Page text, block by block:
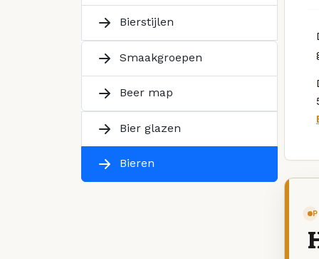
Bierstijlen
Smaakgroepen
Beer map
Bier glazen
Bieren